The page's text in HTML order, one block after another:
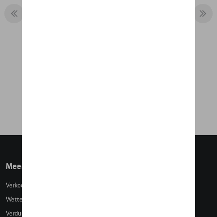
Meer info
Verkoopsvoorwaarden
Wettelijke bepalingen
Verduidelijking kledingmaten